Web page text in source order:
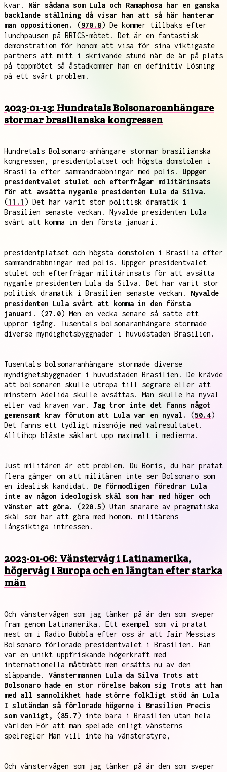
kvar. När sådana som Lula och Ramaphosa har en ganska
backlande ställning då visar han att så här hanterar
man oppositionen.
(970.8) De kommer tillbaks efter
lunchpausen på BRICS-mötet. Det är en fantastisk
demonstration för honom att visa för sina viktigaste
partners att mitt i skrivande stund när de är på plats
på toppmötet så åstadkommer han en definitiv lösning
på ett svårt problem.
2023-01-13: Hundratals Bolsonaroanhängare
stormar brasilianska kongressen
Hundretals Bolsonaro-anhängare stormar brasilianska
kongressen, presidentplatset och högsta domstolen i
Brasilia efter sammandrabbningar med polis. Uppger
presidentvalet stulet och efterfrågar militärinsats
för att avsätta nygamle presidenten Lula da Silva.
(11.1 ) Det har varit stor politisk dramatik i
Brasilien senaste veckan. Nyvalde presidenten Lula
svårt att komma in den första januari.
presidentplatset och högsta domstolen i Brasilia efter
sammandrabbningar med polis. Uppger presidentvalet
stulet och efterfrågar militärinsats för att avsätta
nygamle presidenten Lula da Silva. Det har varit stor
politisk dramatik i Brasilien senaste veckan. Nyvalde
presidenten Lula svårt att komma in den första
januari.
(27.0) Men en vecka senare så satte ett
uppror igång. Tusentals bolsonaranhängare stormade
diverse myndighetsbyggnader i huvudstaden Brasilien.
Tusentals bolsonaranhängare stormade diverse
myndighetsbyggnader i huvudstaden Brasilien. De krävde
att bolsonaren skulle utropa till segrare eller att
minstern Adelida skulle avsättas. Man skulle ha nyval
eller vad kraven var. Jag tror inte det fanns något
gemensamt krav förutom att Lula var en nyval.
(50.4)
Det fanns ett tydligt missnöje med valresultatet.
Alltihop blåste såklart upp maximalt i medierna.
Just militären är ett problem. Du Boris, du har pratat
flera gånger om att militären inte ser Bolsonaro som
en idealisk kandidat. De förmodligen föredrar Lula
inte av någon ideologisk skäl som har med höger och
vänster att göra.
(220.5) Utan snarare av pragmatiska
skäl som har att göra med honom. militärens
långsiktiga intressen.
2023-01-06: Vänstervåg i Latinamerika,
högervåg i Europa och en längtan efter starka
män
Och vänstervågen som jag tänker på är den som sveper
fram genom Latinamerika. Ett exempel som vi pratat
mest om i Radio Bubbla efter oss är att Jair Messias
Bolsonaro förlorade presidentvalet i Brasilien. Han
var en unikt uppfriskande högerkraft med
internationella måttmätt men ersätts nu av den
släppande. Vänstermannen Lula da Silva Trots att
Bolsonaro hade en stor rörelse bakom sig Trots att han
med all sannolikhet hade större folkligt stöd än Lula
I slutändan så förlorade högerne i Brasilien Precis
som vanligt,
(85.7) inte bara i Brasilien utan hela
världen För att man spelade enligt vänsterns
spelregler Man vill inte ha vänsterstyre,
Och vänstervågen som jag tänker på är den som sveper